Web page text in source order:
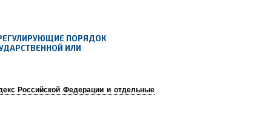
ПОРЯДОК
ИЛИ
Российской Федерации и отдельные